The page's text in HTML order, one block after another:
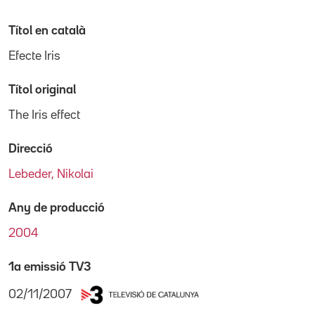
Títol en català
Efecte Iris
Títol original
The Iris effect
Direcció
Lebeder, Nikolai
Any de producció
2004
1a emissió TV3
02/11/2007